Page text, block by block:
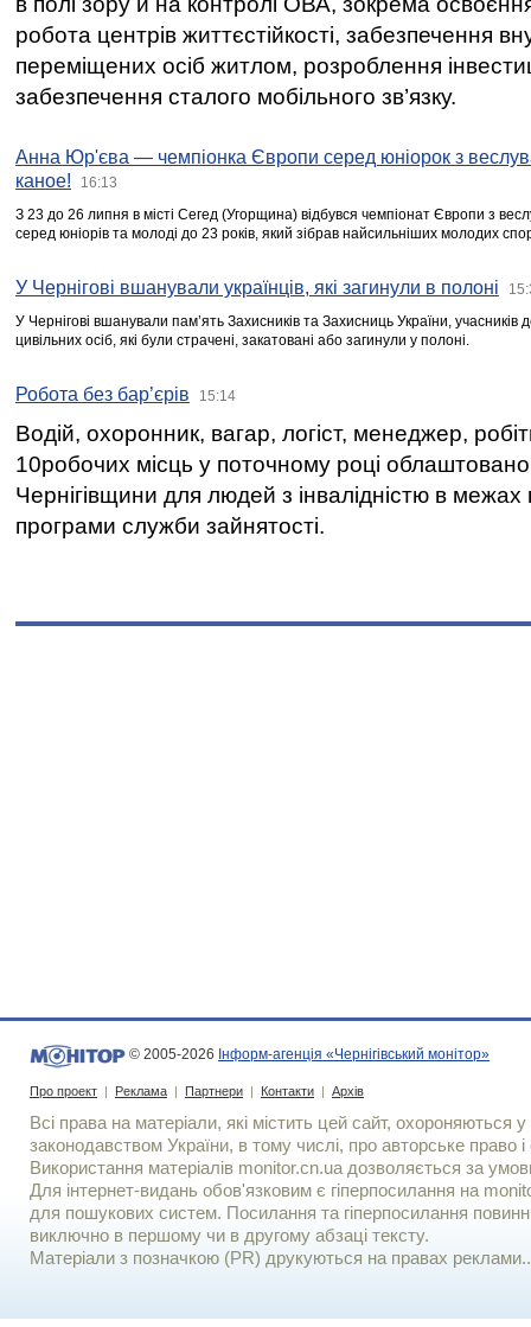
робота центрів життєстійкості, забезпечення
переміщених осіб житлом, розроблення
забезпечення сталого мобільного зв’язку.
Анна Юр'єва — чемпіонка Європи серед юніорок з
каное!
16:13
З 23 до 26 липня в місті Сегед (Угорщина) відбувся чемпіонат Європи з
серед юніорів та молоді до 23 років, який зібрав найсильніших молодих
У Чернігові вшанували українців, які загинули в полоні
У Чернігові вшанували пам’ять Захисників та Захисниць України,
цивільних осіб, які були страчені, закатовані або загинули у полоні.
Робота без бар’єрів 15:14
Водій, охоронник, вагар, логіст, менеджер,
10робочих місць у поточному році
Чернігівщини для людей з інвалідністю в межах
програми служби зайнятості.
© 2005-2026 Інформ-агенція «Чернігівський монітор»
Про проект | Реклама | Партнери | Контакти | Архів
Всі права на матеріали, які містить цей сайт, охороняються у
законодавством України, в тому числі, про авторське право і
Використання матерiалiв monitor.cn.ua дозволяється за
Для iнтернет-видань обов'язковим є гiперпосилання на
для пошукових систем. Посилання та гіперпосилання
виключно в першому чи в другому абзаці тексту.
Матеріали з позначкою (PR) друкуються на правах реклами..